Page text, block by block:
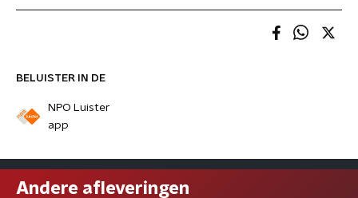
BELUISTER IN DE
NPO Luister
app
Andere afleveringen